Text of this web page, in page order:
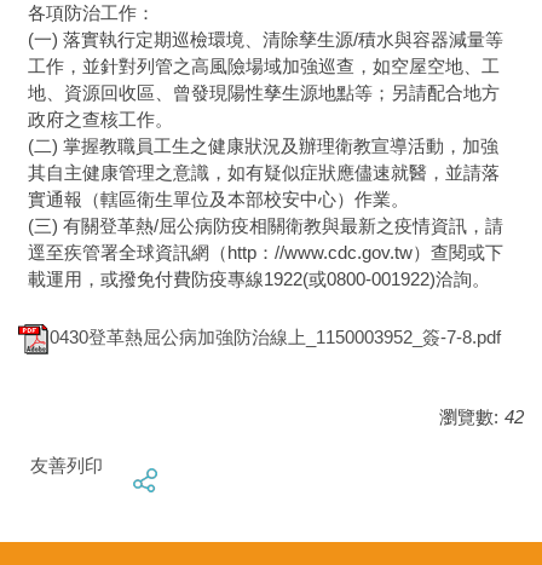
各項防治工作：
(一) 落實執行定期巡檢環境、清除孳生源/積水與容器減量等
工作，並針對列管之高風險場域加強巡查，如空屋空地、工
地、資源回收區、曾發現陽性孳生源地點等；另請配合地方
政府之查核工作。
(二) 掌握教職員工生之健康狀況及辦理衛教宣導活動，加強
其自主健康管理之意識，如有疑似症狀應儘速就醫，並請落
實通報（轄區衛生單位及本部校安中心）作業。
(三) 有關登革熱/屈公病防疫相關衛教與最新之疫情資訊，請
逕至疾管署全球資訊網（http：//www.cdc.gov.tw）查閱或下
載運用，或撥免付費防疫專線1922(或0800-001922)洽詢。
0430登革熱屈公病加強防治線上_1150003952_簽-7-8.pdf
瀏覽數: 42
友善列印